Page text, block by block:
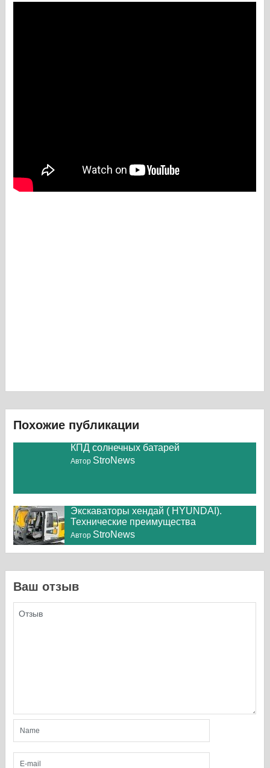
Похожие публикации
КПД солнечных батарей
Автор StroNews
Экскаваторы хендай ( HYUNDAI).
Технические преимущества
Автор StroNews
Ваш отзыв